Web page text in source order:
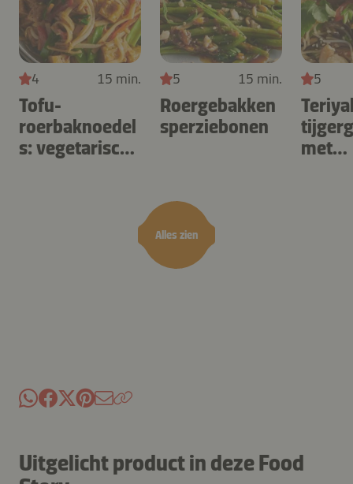
Alles zien
4 15 min.
Tofu-
roerbaknoedel
s: vegetarische
5 15 min.
Roergebakken
sperziebonen
5
met
Uitgelicht product in deze Food